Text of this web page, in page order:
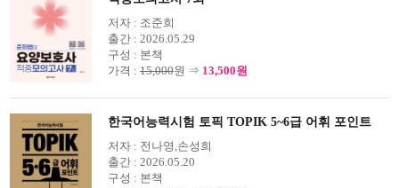
저자 : 조준희
출간 : 2026.05.29
구성 : 본책
가격 : 15,000원 ⇒ 13,500원
한국어능력시험 토픽 TOPIK 5~6급 어휘 포인트
저자 : 전나영,손성희
출간 : 2026.05.20
구성 : 본책